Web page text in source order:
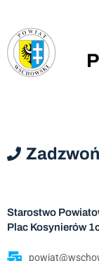
Starostwo
Plac Kosynierów